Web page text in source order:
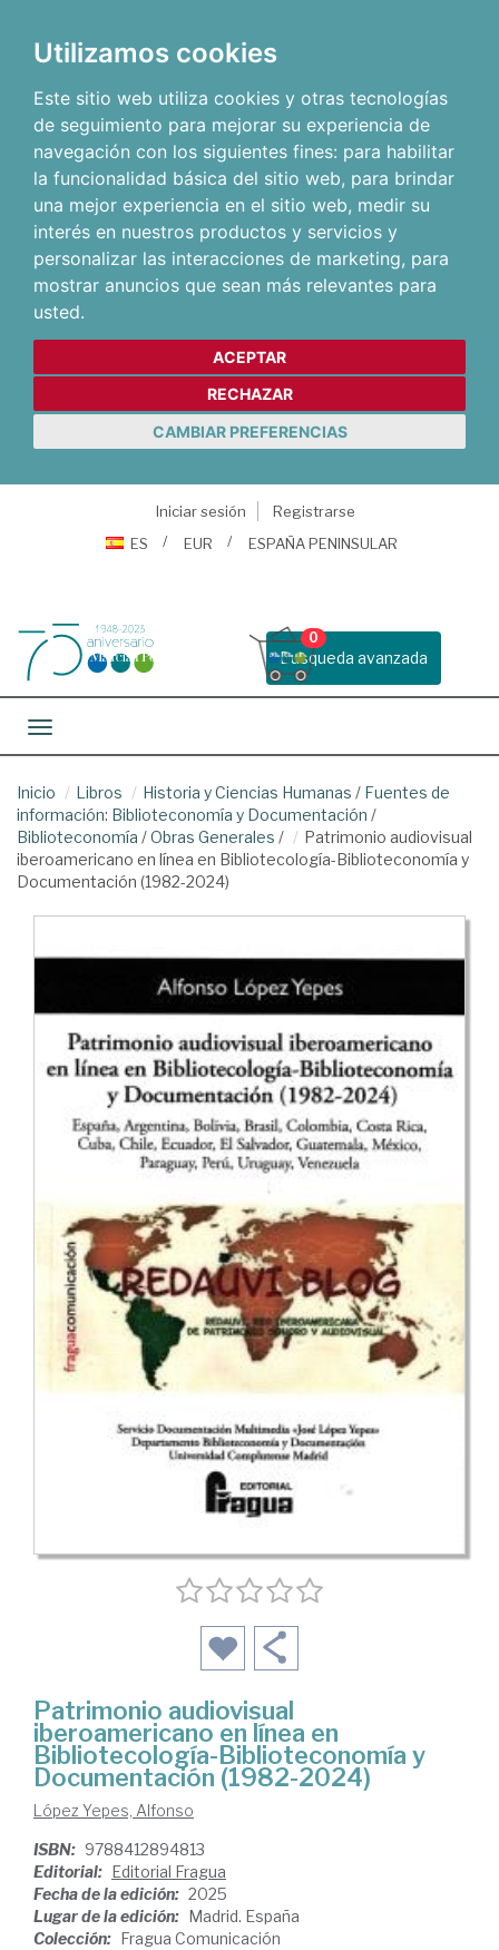
Utilizamos cookies
Este sitio web utiliza cookies y otras tecnologías
de seguimiento para mejorar su experiencia de
navegación con los siguientes fines: para habilitar
la funcionalidad básica del sitio web, para brindar
una mejor experiencia en el sitio web, medir su
interés en nuestros productos y servicios y
personalizar las interacciones de marketing, para
mostrar anuncios que sean más relevantes para
usted.
ACEPTAR
RECHAZAR
CAMBIAR PREFERENCIAS
Iniciar sesión
Registrarse
ES
EUR ESPAÑA PENINSULAR
Busqueda avanzada
0
Toggle navigation
Inicio Libros Historia y Ciencias Humanas / Fuentes de
información: Biblioteconomía y Documentación /
Biblioteconomía /Obras Generales /
Patrimonio audiovisual
iberoamericano en línea en Bibliotecología-Biblioteconomía y
Documentación (1982-2024)
Patrimonio audiovisual
iberoamericano en línea en
Bibliotecología-Biblioteconomía y
Documentación (1982-2024)
López Yepes, Alfonso
ISBN: 9788412894813
Editorial:
Editorial Fragua
Fecha de la edición: 2025
Lugar de la edición:
Madrid. España
Colección:
Fragua Comunicación